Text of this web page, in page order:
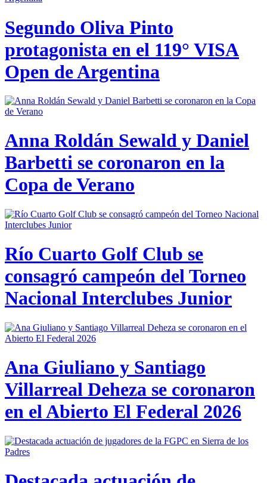
Segundo Oliva Pinto
protagonista en el 119° VISA
Open de Argentina
Anna Roldán Sewald y Daniel
Barbetti se coronaron en la
Copa de Verano
Río Cuarto Golf Club se
consagró campeón del Torneo
Nacional Interclubes Junior
Ana Giuliano y Santiago
Villarreal Deheza se coronaron
en el Abierto El Federal 2026